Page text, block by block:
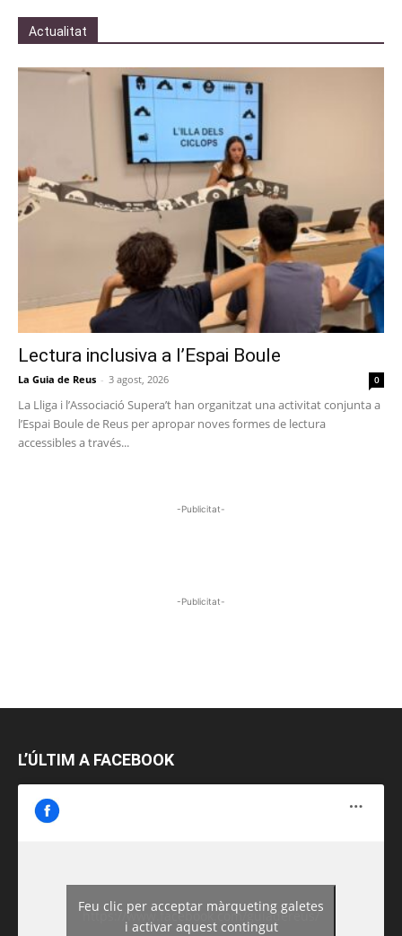
Actualitat
Lectura inclusiva a l’Espai Boule
La Guia de Reus - 3 agost, 2026 0
La Lliga i l’Associació Supera’t han organitzat una activitat conjunta a
l’Espai Boule de Reus per apropar noves formes de lectura
accessibles a través...
-Publicitat-
-Publicitat-
L’ÚLTIM A FACEBOOK
https://www.facebook.com/guiadereus/
Feu clic per acceptar màrqueting galetes
i activar aquest contingut